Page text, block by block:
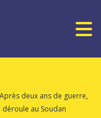
Après deux ans de guerre,
au Soudan